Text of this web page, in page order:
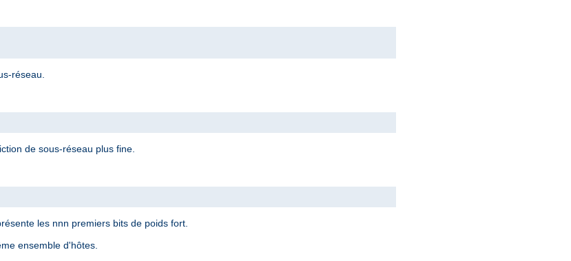
réseau.
de sous-réseau plus fine.
les nnn premiers bits de poids fort.
ensemble d'hôtes.